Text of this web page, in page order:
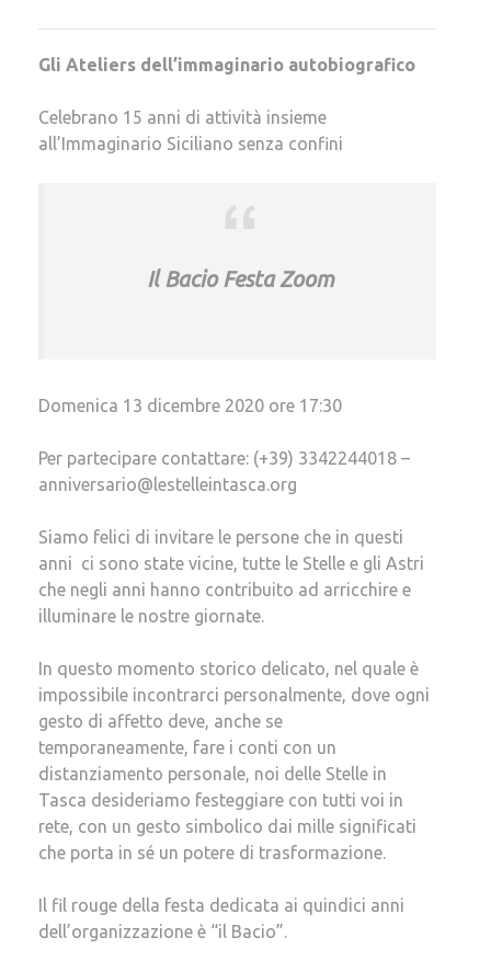
Gli Ateliers dell’immaginario autobiografico
Celebrano 15 anni di attività insieme
all’Immaginario Siciliano senza confini
Il Bacio Festa Zoom
Domenica 13 dicembre 2020 ore 17:30
Per partecipare contattare: (+39) 3342244018 –
anniversario@lestelleintasca.org
Siamo felici di invitare le persone che in questi
anni ci sono state vicine, tutte le Stelle e gli Astri
che negli anni hanno contribuito ad arricchire e
illuminare le nostre giornate.
In questo momento storico delicato, nel quale è
impossibile incontrarci personalmente, dove ogni
gesto di affetto deve, anche se
temporaneamente, fare i conti con un
distanziamento personale, noi delle Stelle in
Tasca desideriamo festeggiare con tutti voi in
rete, con un gesto simbolico dai mille significati
che porta in sé un potere di trasformazione.
Il fil rouge della festa dedicata ai quindici anni
dell’organizzazione è “il Bacio”.